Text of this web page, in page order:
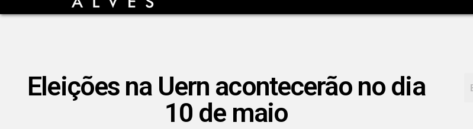
Eleições na Uern acontecerão no dia
10 de maio